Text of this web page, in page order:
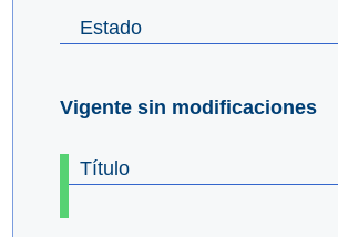
Estado
Vigente sin modificaciones
Título